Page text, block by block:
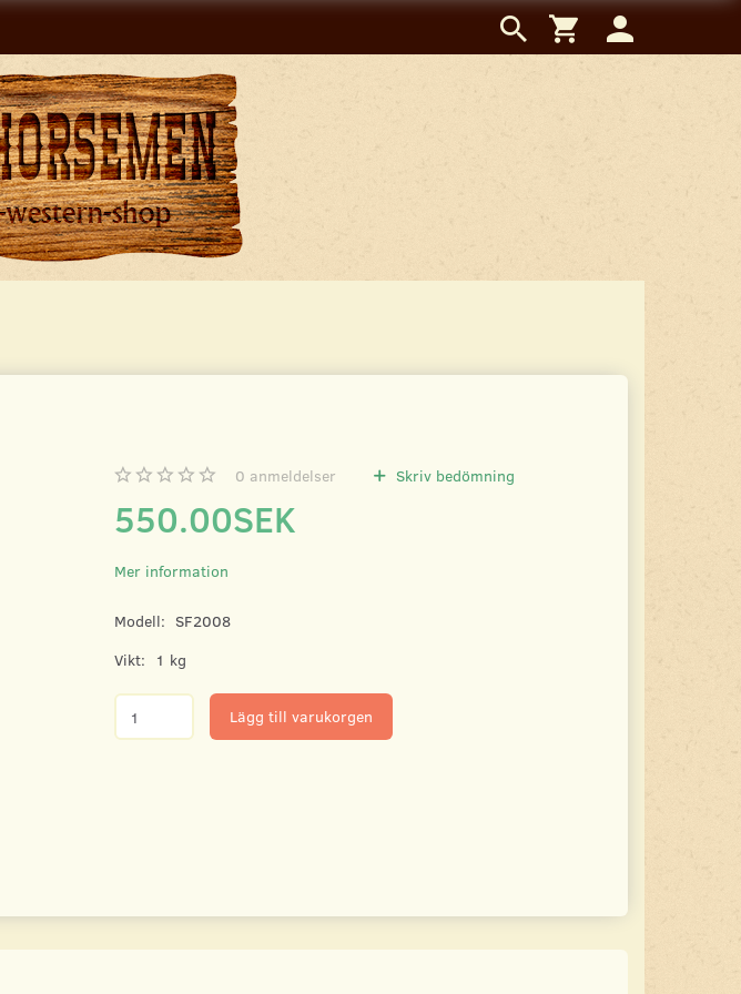
0 anmeldelser Skriv bedömning
550.00SEK
Mer information
Modell: SF2008
Vikt:
1 kg
Lägg till varukorgen